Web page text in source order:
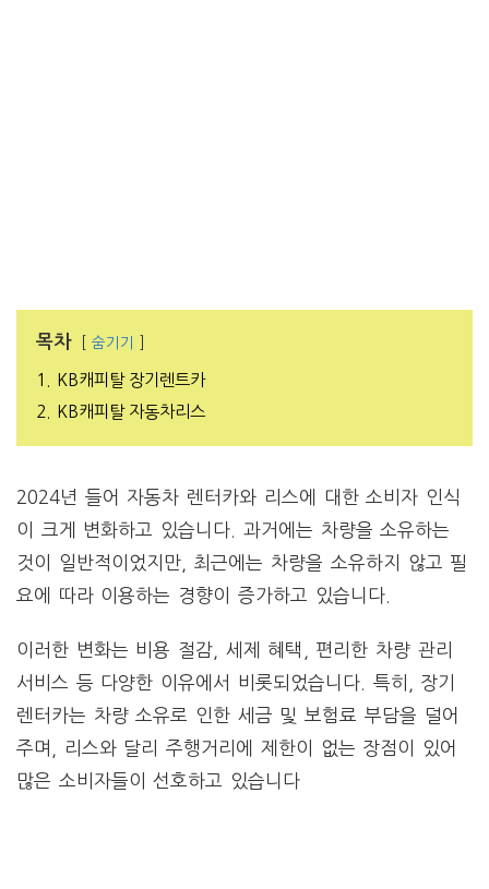
목차 숨기기
1.
KB캐피탈 장기렌트카
2.
KB캐피탈 자동차리스
2024년 들어 자동차 렌터카와 리스에 대한 소비자 인식
이 크게 변화하고 있습니다. 과거에는 차량을 소유하는
것이 일반적이었지만, 최근에는 차량을 소유하지 않고 필
요에 따라 이용하는 경향이 증가하고 있습니다.
이러한 변화는 비용 절감, 세제 혜택, 편리한 차량 관리
서비스 등 다양한 이유에서 비롯되었습니다. 특히, 장기
렌터카는 차량 소유로 인한 세금 및 보험료 부담을 덜어
주며, 리스와 달리 주행거리에 제한이 없는 장점이 있어
많은 소비자들이 선호하고 있습니다​